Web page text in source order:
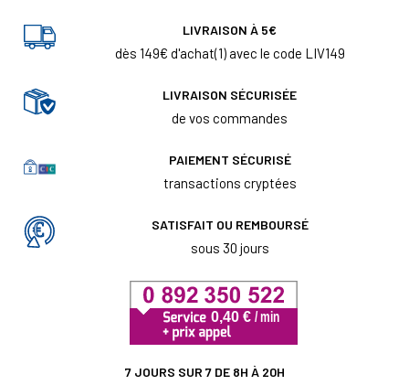
LIVRAISON À 5€
dès 149€ d'achat(1) avec le code LIV149
LIVRAISON SÉCURISÉE
de vos commandes
PAIEMENT SÉCURISÉ
transactions cryptées
SATISFAIT OU REMBOURSÉ
sous 30 jours
7 JOURS SUR 7 DE 8H À 20H